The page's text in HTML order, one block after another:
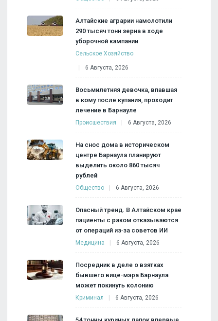
Алтайские аграрии намолотили
290 тысяч тонн зерна в ходе
уборочной кампании
Сельское Хозяйство
6 Августа, 2026
Восьмилетняя девочка, впавшая
в кому после купания, проходит
лечение в Барнауле
Происшествия 6 Августа, 2026
На снос дома в историческом
центре Барнаула планируют
выделить около 860 тысяч
рублей
Общество 6 Августа, 2026
Опасный тренд. В Алтайском крае
пациенты с раком отказываются
от операций из‑за советов ИИ
Медицина 6 Августа, 2026
Посредник в деле о взятках
бывшего вице-мэра Барнаула
может покинуть колонию
Криминал 6 Августа, 2026